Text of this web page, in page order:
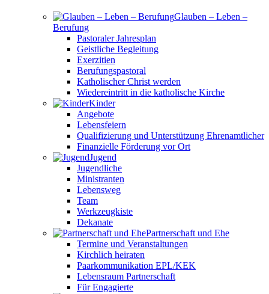
Glauben – Leben –
Berufung
Pastoraler Jahresplan
Geistliche Begleitung
Exerzitien
Berufungspastoral
Katholischer Christ werden
Wiedereintritt in die katholische Kirche
Kinder
Angebote
Lebensfeiern
Qualifizierung und Unterstützung Ehrenamtlicher
Finanzielle Förderung vor Ort
Jugend
Jugendliche
Ministranten
Lebensweg
Team
Werkzeugkiste
Dekanate
Partnerschaft und Ehe
Termine und Veranstaltungen
Kirchlich heiraten
Paarkommunikation EPL/KEK
Lebensraum Partnerschaft
Für Engagierte